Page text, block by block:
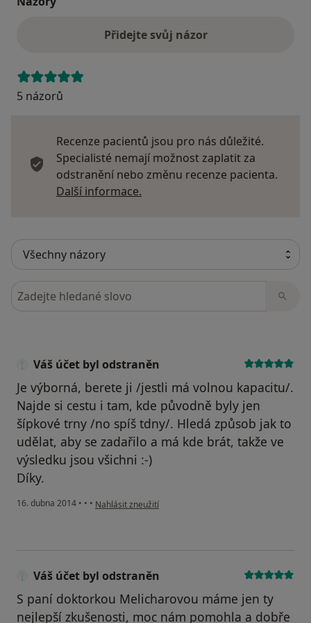
2002 Problematika autismu – zdravotní a vzdělávací
problémy. Specifika
vzdělávání dětí a žáků s autismem.
1998 – 2000 Základy grafologie, rekvalifikační kurz
Asociace logopedů ve školství
Psychopedická společnost
Přidejte svůj názor
5 názorů
Recenze pacientů jsou pro nás důležité.
Specialisté nemají možnost zaplatit za
odstranění nebo změnu recenze pacienta.
Další informace.
Hledejte v názorech
Váš účet byl odstraněn
Je výborná, berete ji /jestli má volnou kapacitu/.
Najde si cestu i tam, kde původně byly jen
šípkové trny /no spíš tdny/. Hledá způsob jak to
udělat, aby se zadařilo a má kde brát, takže ve
výsledku jsou všichni :-)
Díky.
16. dubna 2014 • • • podle názoru uživatele Váš účet byl odstraněn
Nahlásit zneužití
Váš účet byl odstraněn
S paní doktorkou Melicharovou máme jen ty
nejlepší zkušenosti, moc nám pomohla a dobře